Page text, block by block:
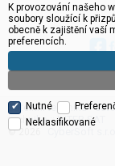
Satelitní technika -
technika :: INTER SAT
© 2026
K provozování našeho
soubory sloužící k
obecně k zajištění vaší
preferencích.
Nutné
Neklasifikované